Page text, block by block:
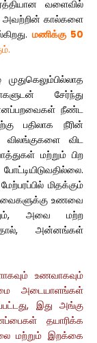
வளைவில்
அவற்றின் கால்களை
மணிக்கு 50
சேர்ந்து
நீண்ட
பதிலாக நீரின்
விலங்குகளை விட
மற்றும் பிற
மிதக்கும்
உணவை
அவை மற்ற
அன்னங்கள்
உணவாகவும்
அடையாளங்கள்
இது அங்கு
தயாரிக்க
மற்றும் இறக்கை